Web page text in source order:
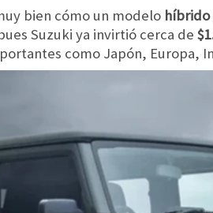
bien cómo un modelo híbrido
Suzuki ya invirtió cerca de
como Japón, Europa,